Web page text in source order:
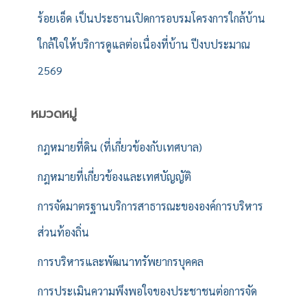
ร้อยเอ็ด เป็นประธานเปิดการอบรมโครงการใกล้บ้าน
ใกล้ใจให้บริการดูแลต่อเนื่องที่บ้าน ปีงบประมาณ
2569
หมวดหมู่
กฎหมายที่ดิน (ที่เกี่ยวข้องกับเทศบาล)
กฎหมายที่เกี่ยวข้องและเทศบัญญัติ
การจัดมาตรฐานบริการสาธารณะขององค์การบริหาร
ส่วนท้องถิ่น
การบริหารและพัฒนาทรัพยากรบุคคล
การประเมินความพึงพอใจของประชาชนต่อการจัด